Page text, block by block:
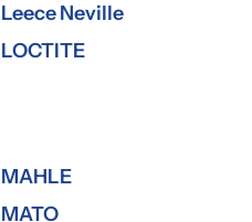
Leece Neville
LOCTITE
MAHLE
MATO